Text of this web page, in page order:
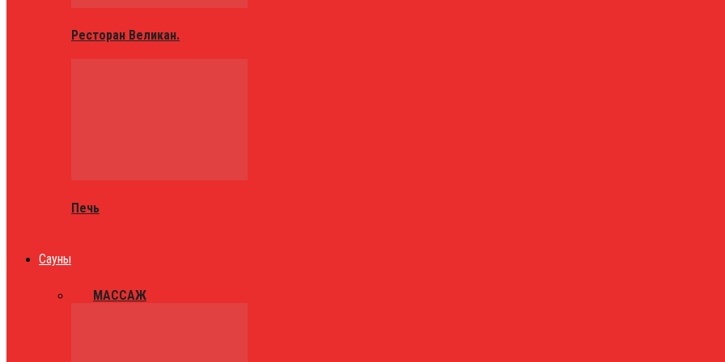
Ресторан Великан.
Печь
Сауны
МАССАЖ